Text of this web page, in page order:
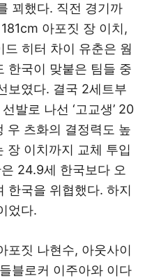
꾀했다. 직전 경기까
아포짓 장 이치,
히터 차이 유춘은 웜
한국이 맞붙은 팀들 중
보였다. 결국 2세트부
발로 나선 ‘고교생’ 20
우 츠화의 결정력도 높
장 이치까지 교체 투입
24.9세 한국보다 오
한국을 위협했다. 하지
었다.
포짓 나현수, 아웃사이
블로커 이주아와 이다